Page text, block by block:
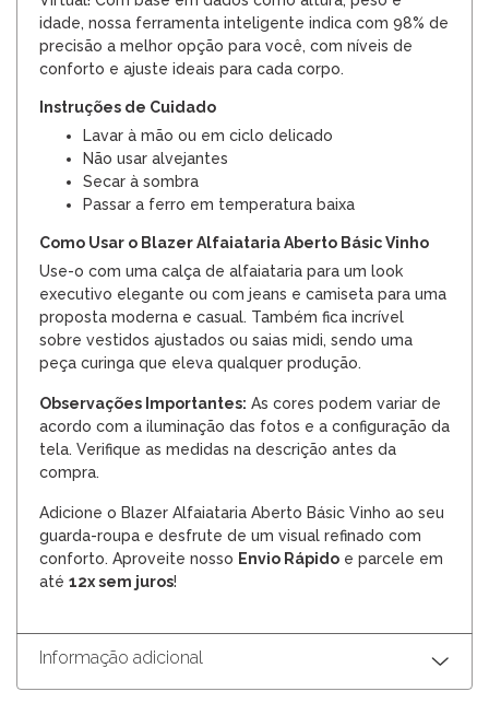
idade, nossa ferramenta inteligente indica com 98% de
precisão a melhor opção para você, com níveis de
conforto e ajuste ideais para cada corpo.
Instruções de Cuidado
Lavar à mão ou em ciclo delicado
Não usar alvejantes
Secar à sombra
Passar a ferro em temperatura baixa
Como Usar o Blazer Alfaiataria Aberto Básic Vinho
Use-o com uma calça de alfaiataria para um look
executivo elegante ou com jeans e camiseta para uma
proposta moderna e casual. Também fica incrível
sobre vestidos ajustados ou saias midi, sendo uma
peça curinga que eleva qualquer produção.
Observações Importantes: As cores podem variar de
acordo com a iluminação das fotos e a configuração da
tela. Verifique as medidas na descrição antes da
compra.
Adicione o Blazer Alfaiataria Aberto Básic Vinho ao seu
guarda-roupa e desfrute de um visual refinado com
conforto. Aproveite nosso Envio Rápido e parcele em
até 12x sem juros!
Informação adicional